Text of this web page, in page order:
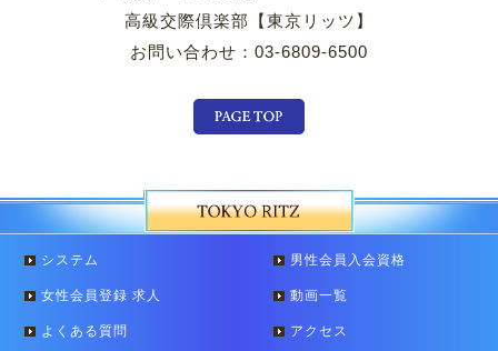
高級交際倶楽部【東京リッツ】
お問い合わせ：03-6809-6500
システム 男性会員入会資格
女性会員登録 求人 動画一覧
よくある質問 アクセス